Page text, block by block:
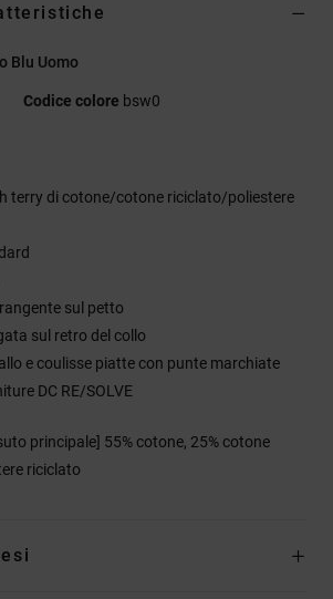
Blu Uomo
Codice colore bsw0
terry di cotone/cotone riciclato/poliestere
sul petto
sul retro del collo
e coulisse piatte con punte marchiate
DC RE/SOLVE
principale] 55% cotone, 25% cotone
riciclato